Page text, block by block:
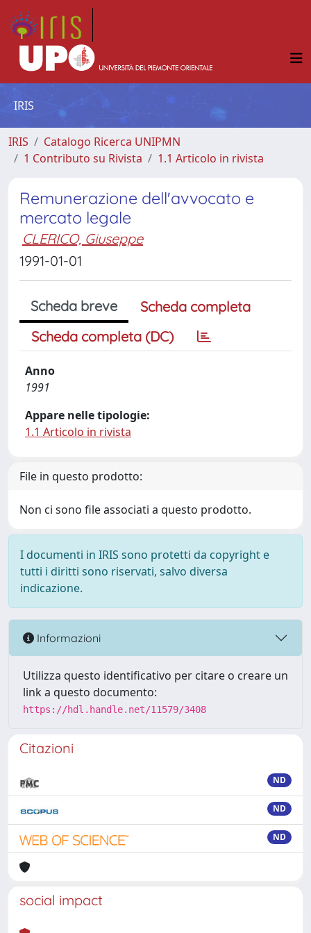
IRIS
IRIS
Catalogo Ricerca UNIPMN
1 Contributo su Rivista
1.1 Articolo in rivista
Remunerazione dell'avvocato e
mercato legale
CLERICO, Giuseppe
1991-01-01
Scheda breve
Scheda completa
Scheda completa (DC)
Anno
1991
Appare nelle tipologie:
1.1 Articolo in rivista
File in questo prodotto:
Non ci sono file associati a questo prodotto.
I documenti in IRIS sono protetti da copyright e
tutti i diritti sono riservati, salvo diversa
indicazione.
Informazioni
Utilizza questo identificativo per citare o creare un
link a questo documento:
https://hdl.handle.net/11579/3408
Citazioni
ND
ND
ND
social impact